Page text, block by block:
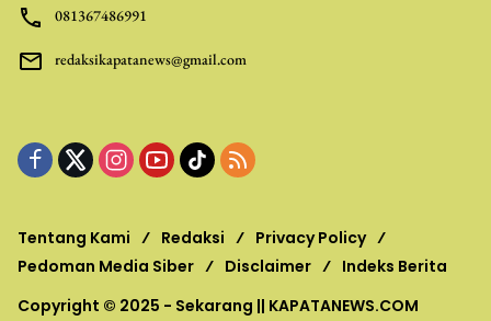
081367486991
redaksikapatanews@gmail.com
Tentang Kami Redaksi
Privacy Policy
Pedoman Media Siber
Disclaimer
Indeks Berita
Copyright © 2025 - Sekarang || KAPATANEWS.COM